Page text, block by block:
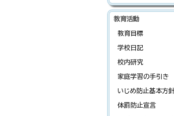
教育活動
教育目標
学校日記
校内研究
家庭学習の手引き
いじめ防止基本方
体罰防止宣言